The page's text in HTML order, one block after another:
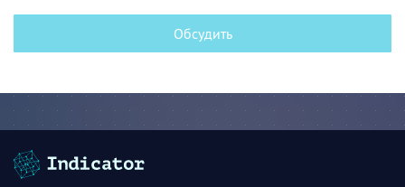
Обсудить